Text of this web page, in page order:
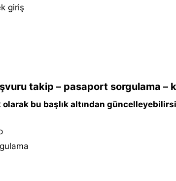
giriş
takip – pasaport sorgulama –
olarak bu başlık altından